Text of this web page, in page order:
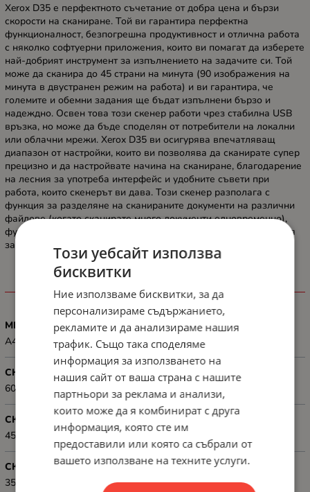
Xerox D35 е перфектното съчетание от добра цена и бързи
скорости на сканиране. Той ви гарантира перфектна
функционалност, безпогрешна продуктивност и отлична работа
с няколко софтуерни приложения, които ви помагат да изберете
най-добрият инструмент за изпълнението на задачите си. Той
може да сканира до 45 страни на минута (90 изображения на
минута в двустранен режим на работа) и ви гарантира, че
големите и обемни задания ще бъдат изпълнени бързо и
надеждно. Освен това този скенер работи чрез стабилна USB
връзка, но може да бъде споделян от потребители на локални
или облачни мрежи. Xerox D35 ви осигурява впечатляващ
диапазон от настройки, които ви позволява да сканирате супер
прецизно и да настройвате начина на сканиране, благодарение
на лесния за употреба интерфейс и удобните съвети при
работа, които скенерът ви дава. Този скенер разполага с
функция за разделяне на сканираните документи на различни
файлове (когато сканирате много документи едновременно),
функция, която ви позволява да създавате индекси и функция
за извличане данни.
ХАРАКТЕРИСТИКИ
МЕДИЯ, РАЗМЕР
A4
СКЕНЕР РЕЗОЛЮЦИЯ
600 x 600 dpi (optical)
СКЕНЕР СКОРОСТ ЧЕРНО, СТР./МИН
45 ppm/90 ipm (Resolution: 200 / 300 dpi)
СКЕНЕР СКОРОСТ ЦВЕТНО, СТР./МИН
35 ppm/70 ipm (Resolution: 300 dpi)
Този уебсайт използва
бисквитки
Ние използваме бисквитки, за да
персонализираме съдържанието,
рекламите и да анализираме нашия
трафик. Също така споделяме
информация за използването на
нашия сайт от ваша страна с нашите
партньори за реклама и анализи,
които може да я комбинират с друга
информация, която сте им
предоставили или която са събрали от
вашето използване на техните услуги.